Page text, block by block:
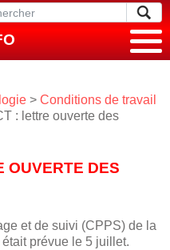
> Conditions de travail
: lettre ouverte des
OUVERTE DES
et de suivi (CPPS) de la
prévue le 5 juillet.